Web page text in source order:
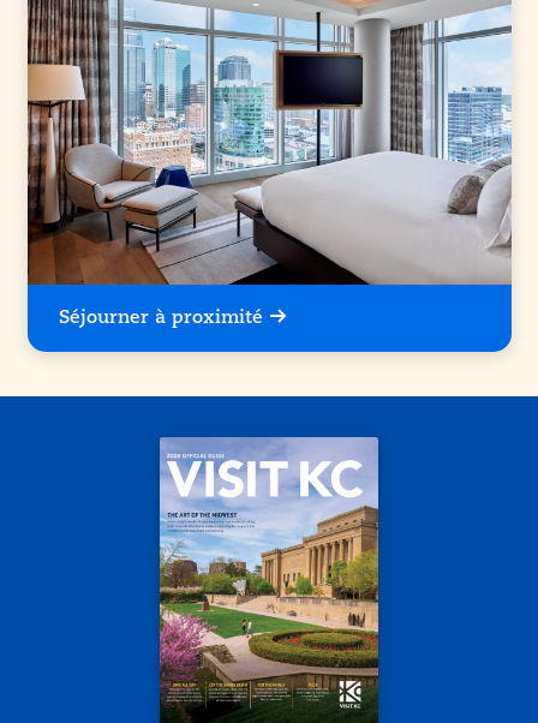
Séjourner à proximité